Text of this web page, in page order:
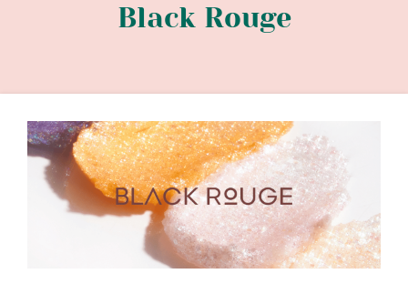
Black Rouge